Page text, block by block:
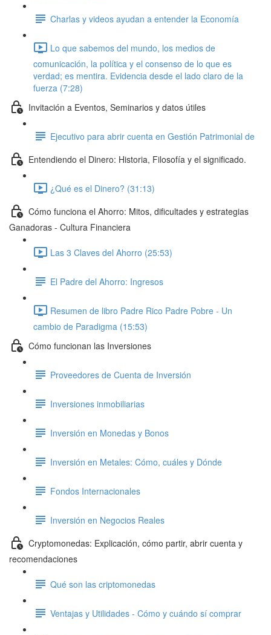
Charlas y videos ayudan a entender la Economía
Lo que sabemos del mundo, los medios de
comunicación, la política y el consenso de lo que es
verdad; es mentira. Evidencia desde el lado claro de la
fuerza (7:28)
Invitación a Eventos, Seminarios y datos útiles
Ejecutivo para abrir cuenta en Gestión Patrimonial de
Entendiendo el Dinero: Historia, Filosofía y el significado.
¿Qué es el Dinero? (31:13)
Cómo funciona el Ahorro: Mitos, dificultades y estrategias
Ganadoras - Cultura Financiera
Las 3 Claves del Ahorro (25:53)
El Padre del Ahorro: Ingresos
Resumen de libro Padre Rico Padre Pobre - Un
cambio de Paradigma (15:53)
Cómo funcionan las Inversiones
Proveedores de Cuenta de Inversión
Inversiones inmobiliarias
Inversión en Monedas y Bonos
Inversión en Metales: Cómo, cuáles y Dónde
Fondos Internacionales
Inversión en Negocios Reales
Cryptomonedas: Explicación, cómo partir, abrir cuenta y
recomendaciones
Qué son las criptomonedas
Ventajas y Utilidades - Cómo y cuándo sí comprar